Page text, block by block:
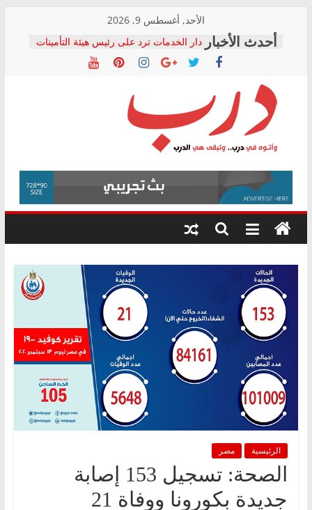
content
الأحد, أغسطس 9, 2026
دار الخدمات ترد على رئيس هيئة التأمينات
بعد مؤتمره الصحفي: إنكار الأزمة لا ينهي
معاناة أصحاب المعاشات.. ونطالب بكشف
فرحات سليمان يكتب: القطاع الصحي إلى
أين؟
حزب التحالف الشعبي يطلق لجنة “الحق
في الصحة” بالإسكندرية لرصد الانتهاكات
ودعم المرضى
الوزاري لمدينة الصحفيين.. وانتهاء أعمال
إنشاء المبنى الإداري
المجلس القومي لحقوق الإنسان يعلن
متابعة قضية الدكتور محمد زهران.. ويؤكد:
قرينة البراءة وضمانات المحاكمة العادلة
درب
وأتوه
درب..
وتبقى
هي
الرئيسية مصر
الصحة: تسجيل 153 إصابة
جديدة بكورونا ووفاة 21